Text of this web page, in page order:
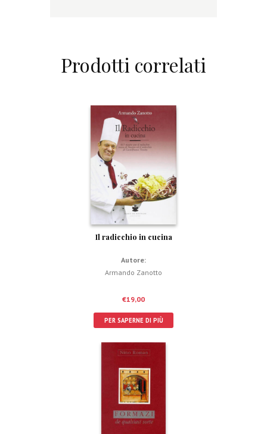
Prodotti correlati
Il radicchio in cucina
Autore:
Armando Zanotto
€19,00
PER SAPERNE DI PIÙ